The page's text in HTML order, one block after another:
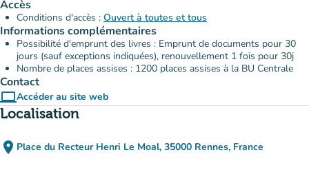
Accès
Conditions d'accès : Ouvert à toutes et tous
Informations complémentaires
Possibilité d'emprunt des livres : Emprunt de documents pour 30
jours (sauf exceptions indiquées), renouvellement 1 fois pour 30j
Nombre de places assises : 1200 places assises à la BU Centrale
Contact
computerAccéder au site web
(nouvel onglet)
Localisation
place Place du Recteur Henri Le Moal, 35000 Rennes, France
(ouvrir dans Google Maps)
(nouvel onglet)